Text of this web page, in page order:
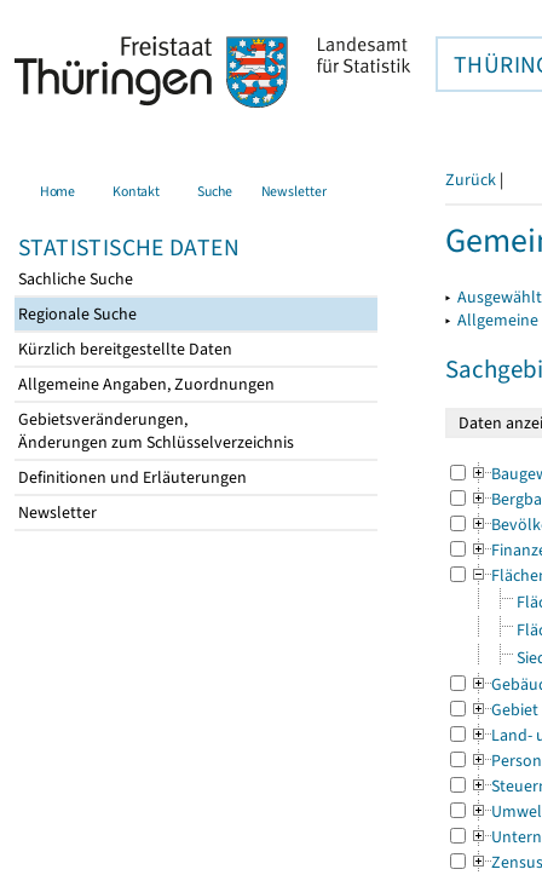
Home Kontakt Suche Newsletter
STATISTISCHE DATEN
Sachliche Suche
Regionale Suche
Kürzlich bereitgestellte Daten
Allgemeine Angaben, Zuordnungen
Gebietsveränderungen,
Änderungen zum Schlüsselverzeichnis
Definitionen und Erläuterungen
Newsletter
Zurück |
▸
▸
Gebiet
Land-
Zensus